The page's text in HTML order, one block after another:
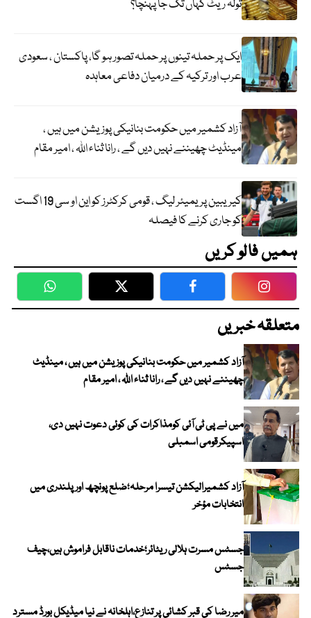
تولہ ریٹ کہاں تک جا پہنچا؟
ایک پر حملہ تینوں پر حملہ تصور ہو گا، پاکستان ، سعودی
عرب اور ترکیہ کے درمیان دفاعی معاہدہ
آزاد کشمیر میں حکومت بنانیکی پوزیشن میں ہیں ،
مینڈیٹ چھیننے نہیں دیں گے ، رانا ثناء اللہ ، امیر مقام
کیریبین پریمیئر لیگ ، قومی کرکٹرز کو این او سی 19 اگست
کو جاری کرنے کا فیصلہ
ہمیں فالو کریں
WhatsApp Twitter Facebook
متعلقہ خبریں
آزاد کشمیر میں حکومت بنانیکی پوزیشن میں ہیں ، مینڈیٹ
چھیننے نہیں دیں گے ، رانا ثناء اللہ ، امیر مقام
میں نے پی ٹی آئی کومذاکرات کی کوئی دعوت نہیں دی،
اسپیکرقومی اسمبلی
آزاد کشمیرالیکشن تیسرا مرحلہ؛ضلع پونچھ اور پلندری میں
انتخابات مؤخر
جسٹس مسرت ہلالی ریٹائر؛خدمات ناقابل فراموش ہیں،چیف
جسٹس
میر رضا کی قبر کشائی پر تنازع،اہلخانہ نے نیا میڈیکل بورڈ مسترد